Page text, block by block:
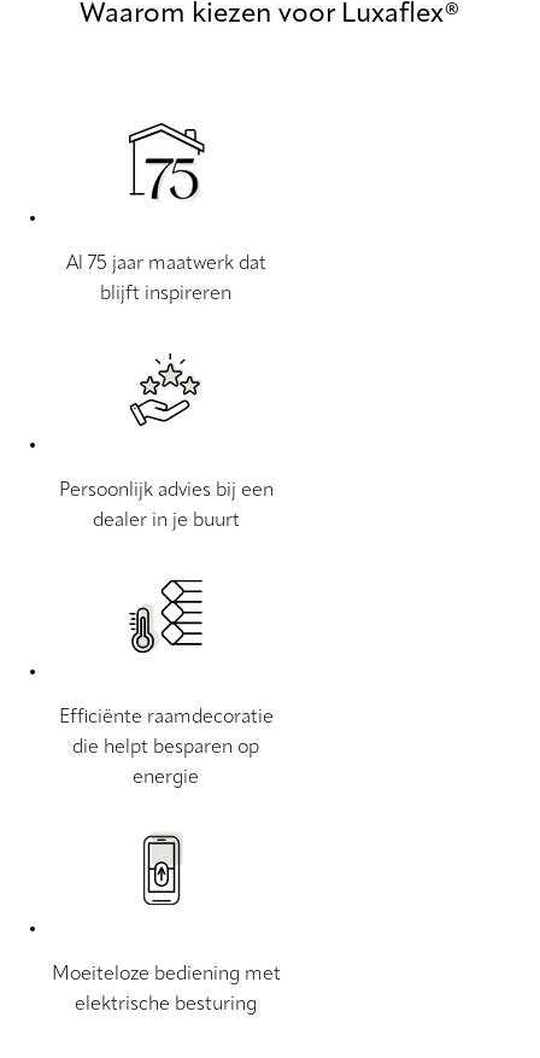
Waarom kiezen voor Luxaflex®
Al 75 jaar maatwerk dat
blijft inspireren
Persoonlijk advies bij een
dealer in je buurt
Efficiënte raamdecoratie
die helpt besparen op
energie
Moeiteloze bediening met
elektrische besturing